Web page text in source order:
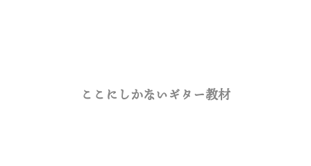
ここにしかないギター教材